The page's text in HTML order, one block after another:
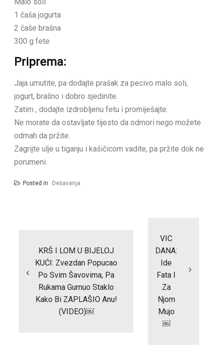
1 čaša jogurta
2 čaše brašna
300 g fete
Priprema:
Jaja umutite, pa dodajte prašak za pecivo malo soli,
jogurt, brašno i dobro sjedinite.
Zatim , dodajte izdrobljenu fetu i promiješajte.
Ne morate da ostavljate tijesto da odmori nego možete
odmah da pržite.
Zagrijte ulje u tiganju i kašičicom vadite, pa pržite dok ne
porumeni.
Posted in Dešavanja
KRŠ I LOM U BIJELOJ
KUĆI: Zvezdan Popucao
Po Svim Šavovima, Pa
Rukama Gurnuo Staklo
Kako Bi ZAPLAŠIO Anu!
(VIDEO)￼
VIC
DANA:
Ide
Fata I
Za
Njom
Mujo
￼